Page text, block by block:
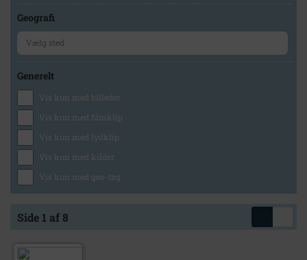
Geografi
Generelt
Vis kun med billeder
Vis kun med filmklip
Vis kun med lydklip
Vis kun med kilder
Vis kun med geo-tag
Side 1 af 8